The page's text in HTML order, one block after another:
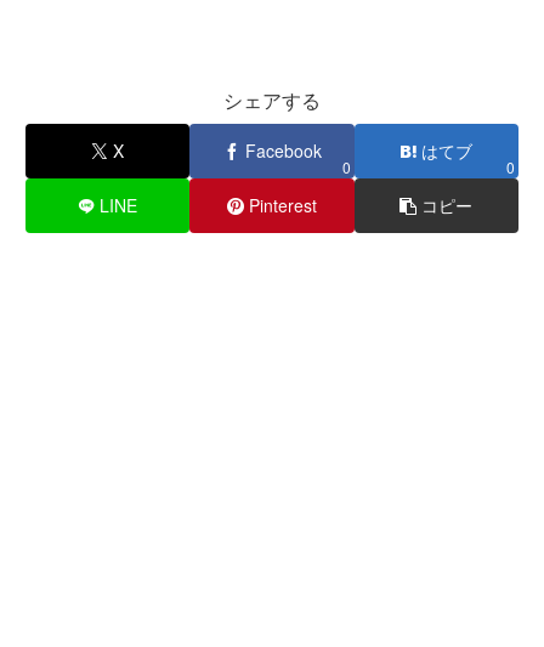
シェアする
X Facebook
0
はてブ
0
LINE Pinterest コピー